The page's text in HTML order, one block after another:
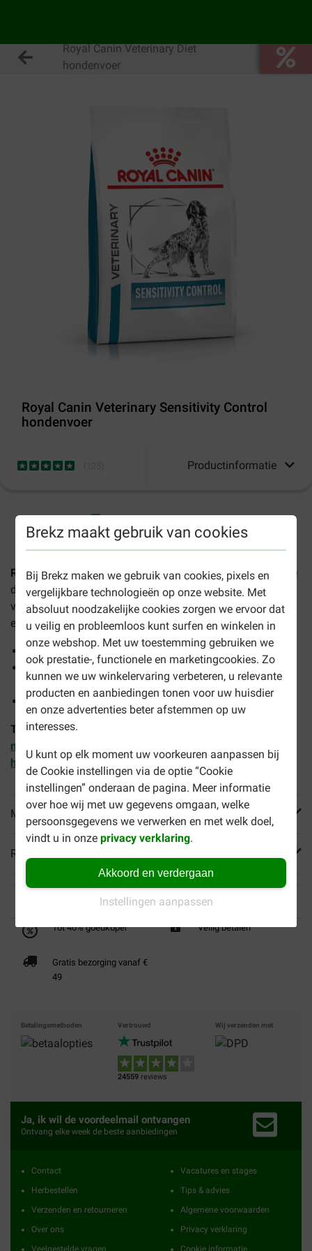
Brekz maakt gebruik van cookies
Bij Brekz maken we gebruik van cookies, pixels en
vergelijkbare technologieën op onze website. Met
absoluut noodzakelijke cookies zorgen we ervoor dat
u veilig en probleemloos kunt surfen en winkelen in
onze webshop. Met uw toestemming gebruiken we
ook prestatie-, functionele en marketingcookies. Zo
kunnen we uw winkelervaring verbeteren, u relevante
producten en aanbiedingen tonen voor uw huisdier
en onze advertenties beter afstemmen op uw
interesses.
U kunt op elk moment uw voorkeuren aanpassen bij
de Cookie instellingen via de optie “Cookie
instellingen” onderaan de pagina. Meer informatie
over hoe wij met uw gegevens omgaan, welke
persoonsgegevens we verwerken en met welk doel,
vindt u in onzeprivacy verklaring.
Akkoord en verdergaan
Instellingen aanpassen
Royal Canin Veterinary Diet
hondenvoer
Royal Canin Veterinary Sensitivity Control
hondenvoer
Productinformatie
Royal Canin Veterinary Sensitivity Controlis een complete
dieetvoeding voor volwassen honden die helpt bij het
verminderen van intoleranties voor bepaalde ingrediënten
en/of voedingsstoffen.
Beperkt aantal eiwitbronnen
EPA/DHA helpen de barrièrefunctie van de huid
ondersteunen
Ondersteunt de spijsvertering
Tip:Combineer dit met
natvoer met kip en rijst
hondensnacks
Meer informatie
Reviews
Tot 40% goedkoper Veilig betalen
Gratis bezorging vanaf €
49
Betalingsmethoden Vertrouwd
24559 reviews
Wij verzenden met
Ja, ik wil de voordeelmail ontvangen
Ontvang elke week de beste aanbiedingen
Contact
Herbestellen
Verzenden en retourneren
Over ons
Veelgestelde vragen
Vacatures en stages
Tips & advies
Algemene voorwaarden
Privacy verklaring
Cookie informatie